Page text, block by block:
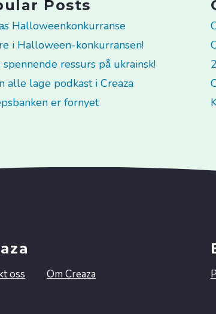
Posts
Halloweenkonkurranse
i Halloween-konkurransen!
ressurs på ukrainsk!
alle lage podkast i Creaza
er fornyet
oss Om Creaza